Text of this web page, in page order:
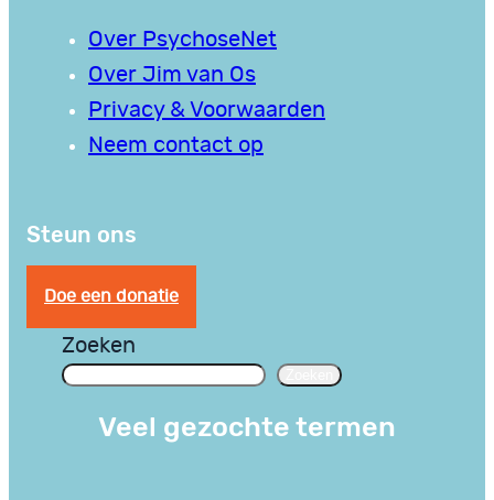
Over PsychoseNet
Over Jim van Os
Privacy & Voorwaarden
Neem contact op
Steun ons
Doe een donatie
Zoeken
Veel gezochte termen